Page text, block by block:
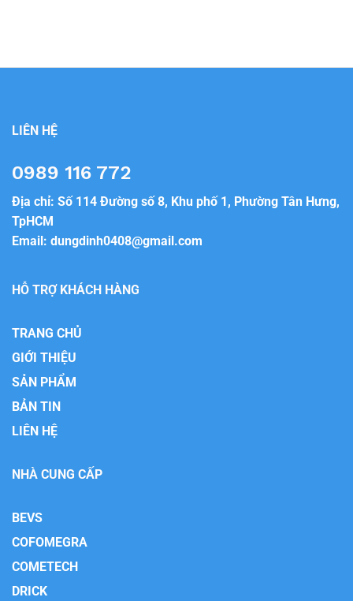
LIÊN HỆ
0989 116 772
Địa chỉ: Số 114 Đường số 8, Khu phố 1, Phường Tân Hưng,
TpHCM
Email: dungdinh0408@gmail.com
HỖ TRỢ KHÁCH HÀNG
TRANG CHỦ
GIỚI THIỆU
SẢN PHẨM
BẢN TIN
LIÊN HỆ
NHÀ CUNG CẤP
BEVS
COFOMEGRA
COMETECH
DRICK